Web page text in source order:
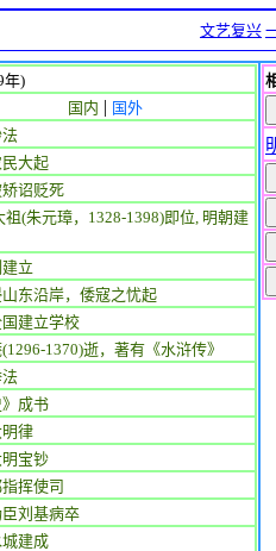
文艺复兴
年)
国内 | 国外
大起
诏贬死
祖(朱元璋，1328-1398)即位, 明朝建
立
东沿岸，倭寇之忧起
建立学校
1370)逝，著有《水浒传》
》成书
律
宝钞
挥使司
刘基病卒
建成